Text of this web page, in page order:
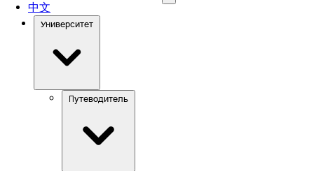
中文
Университет
Путеводитель